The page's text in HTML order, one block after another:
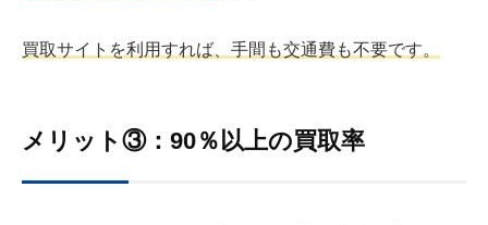
買取サイトを利用すれば、手間も交通費も不要です。
メリット③：90％以上の買取率